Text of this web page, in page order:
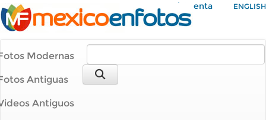
Mi Cuenta ENGLISH
Modernas
Antiguas
Antiguos